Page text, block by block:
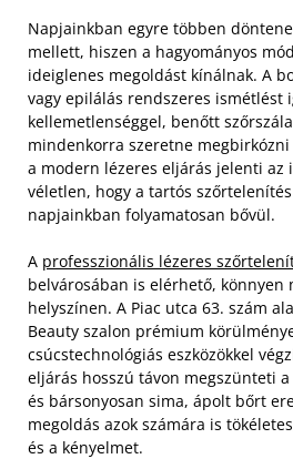
Napjainkban egyre többen
mellett, hiszen a hagyományos
ideiglenes megoldást kínálnak. A
vagy epilálás rendszeres ismétlést
kellemetlenséggel, benőtt
mindenkorra szeretne
a modern lézeres eljárás jelenti az
véletlen, hogy a tartós
napjainkban folyamatosan bővül.
A professzionális lézeres
belvárosában is elérhető, könnyen
helyszínen. A Piac utca 63. szám
Beauty szalon prémium
csúcstechnológiás eszközökkel
eljárás hosszú távon megszünteti
és bársonyosan sima, ápolt bőrt
megoldás azok számára is
és a kényelmet.